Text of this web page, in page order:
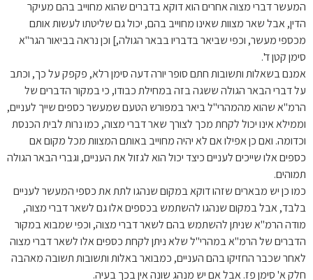
המעשר דברי מצוה אחרים הוא דוקא בדברים שהוא מחוייב בהם מעיקר
הדין, אבל שאר מצוות שאינו מחוייב בהם, יכול גם שליטתו לעשות אותם
מכספי מעשר, וכפי שביאר בדבריו בבאר הגולה,] וכן נראה בביאור הגר"א
סימן קטן ד'.
אמנם בשאלות ותשובות חתם סופר יורה דעה סימן רלא, פקפק על כך, וכתב
על דברי הבאר הגולה ששגה בזה במחילת כבודו, כי במקור הדברים של
הרמ"א שהוא מהמהרי"ל ביאר במפורש הטעם שמעשר כספים שייך לעניים,
וממילא אינו יכול לקחת מכך לצורך שאר דברי מצוה, כמו נרות לבית הכנסת
וכדומה. ואם כן אפילו אם לא יהיה מחוייב באותם המצוות מכל מקום אם
כספים אלו שייכים לעניים כיצד יכול הוא לגזול את העניים, וגברי הבאר הגולה
תמוהים.
כמו כן יש מבארים שזהו דוקא במקום שנהגו לתת את כספי המעשר לעניים
בלבד, אבל במקום שנהגו להשתמש בכספים אלו גם לשאר דברי מצוה,
מודה הרמ"א שניתן להשתמש בהם לשאר דברי מצוה, וכפי שמבוא במקור
הדברים של הרמ"א במהרי"ל שלא ניתן לקחת כספים אלו לשאר דברי מצוה
לאחר שכבר החזיקו בהם העניים, כמבואר באלות ותשובות תשובה מאהבה
חלק א' סימן פז. אבל אם יש מנהג שונה אין בכך בעיה.